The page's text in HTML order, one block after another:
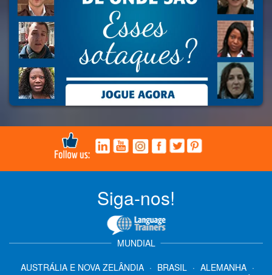
Siga-nos!
MUNDIAL
AUSTRÁLIA E NOVA ZELÂNDIA · BRASIL · ALEMANHA ·